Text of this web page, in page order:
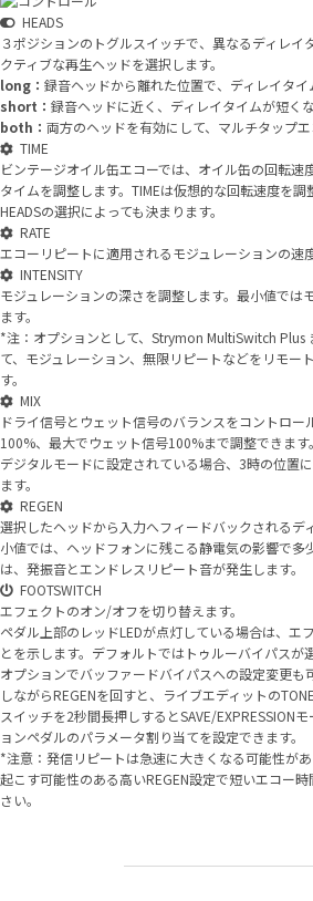
HEADS
３ポジションのトグルスイッチで、異なるディレイ
クティブな再生ヘッドを選択します。
long： 録音ヘッドから離れた位置で、ディレイタイ
short： 録音ヘッドに近く、ディレイタイムが短くな
both： 両方のヘッドを有効にして、マルチタップエ
TIME
ビンテージオイル缶エコーでは、オイル缶の回転速
タイムを調整します。TIMEは仮想的な回転速度を調
HEADSの選択によっても決まります。
RATE
エコーリピートに適用されるモジュレーションの速
INTENSITY
モジュレーションの深さを調整します。最小値では
ます。
*注：オプションとして、Strymon MultiSwitch Plus
て、モジュレーション、無限リピートなどをリモー
す。
MIX
ドライ信号とウェット信号のバランスをコントロー
100%、最大でウェット信号100%まで調整できます
デジタルモードに設定されている場合、3時の位置
ます。
REGEN
選択したヘッドから入力へフィードバックされるデ
小値では、ヘッドフォンに残こる静電気の影響で多
は、発振音とエンドレスリピート音が発生します。
FOOTSWITCH
エフェクトのオン/オフを切り替えます。
ペダル上部のレッドLEDが点灯している場合は、エ
とを示します。デフォルトではトゥルーバイパスが
オプションでバッファードバイパスへの設定変更も
しながらREGENを回すと、ライブエディットの
スイッチを2秒間長押しするとSAVE/EXPRESSION
ョンペダルのパラメータ割り当てを設定できます。
*注意：発信リピートは急速に大きくなる可能性が
起こす可能性のある高いREGEN設定で短いエコー
さい。